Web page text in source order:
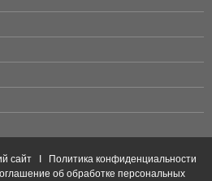
сайт I
Политика конфиденциальности
об обработке персональных